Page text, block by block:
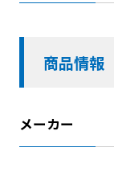
商品情報
メーカー